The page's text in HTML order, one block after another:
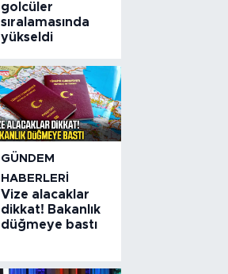
golcüler
sıralamasında
yükseldi
GÜNDEM
HABERLERI
Vize alacaklar
dikkat! Bakanlık
düğmeye bastı